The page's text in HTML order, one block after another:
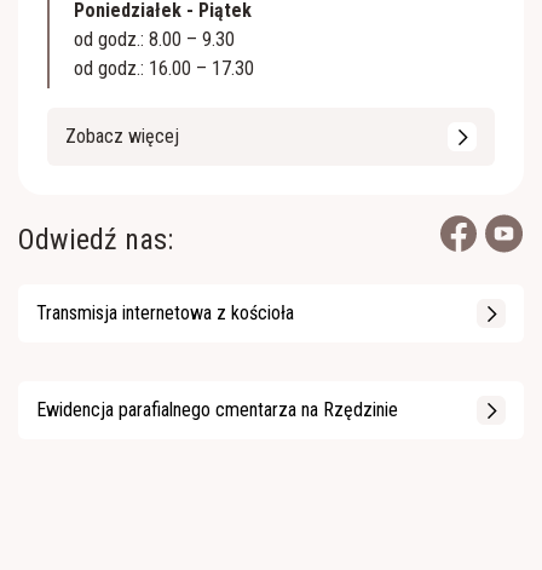
Poniedziałek - Piątek
od godz.: 8.00 – 9.30
od godz.: 16.00 – 17.30
Zobacz więcej
Odwiedź nas:
Transmisja internetowa z kościoła
Ewidencja parafialnego cmentarza na Rzędzinie